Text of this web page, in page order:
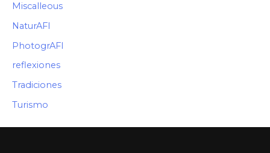
Miscalleous
NaturAFI
PhotogrAFI
reflexiones
Tradiciones
Turismo